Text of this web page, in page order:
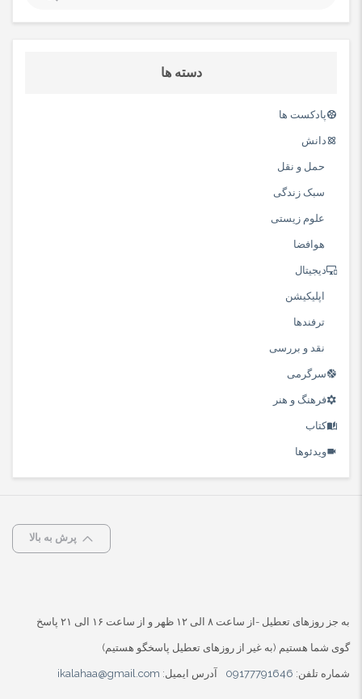
دسته ها
پادکست ها
دانش
حمل و نقل
سبک زندگی
علوم زیستی
هوافضا
دیجیتال
اپلیکیشن
ترفندها
نقد و بررسی
سرگرمی
فرهنگ و هنر
کتاب
ویدئوها
پرش به بالا
به جز روزهای تعطیل -از ساعت ۸ الی ۱۲ ظهر و از ساعت ۱۶ الی ۲۱ پاسخ
گوی شما هستیم (به غیر از روزهای تعطیل پاسخگو هستیم)
شماره تلفن: 09177791646 آدرس ایمیل: ikalahaa@gmail.com